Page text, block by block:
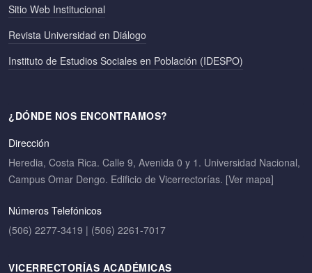
Sitio Web Institucional
Revista Universidad en Diálogo
Instituto de Estudios Sociales en Población (IDESPO)
¿DÓNDE NOS ENCONTRAMOS?
Dirección
Heredia, Costa Rica. Calle 9, Avenida 0 y 1. Universidad Nacional,
Campus Omar Dengo. Edificio de Vicerrectorías. [Ver mapa]
Números Telefónicos
(506) 2277-3419 | (506) 2261-7017
VICERRECTORÍAS ACADÉMICAS